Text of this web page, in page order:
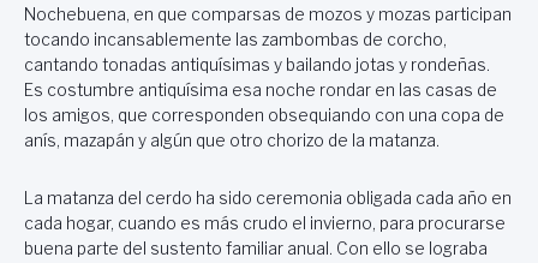
Nochebuena, en que comparsas de mozos y mozas participan
tocando incansablemente las zambombas de corcho,
cantando tonadas antiquísimas y bailando jotas y rondeñas.
Es costumbre antiquísima esa noche rondar en las casas de
los amigos, que corresponden obsequiando con una copa de
anís, mazapán y algún que otro chorizo de la matanza.
La matanza del cerdo ha sido ceremonia obligada cada año en
cada hogar, cuando es más crudo el invierno, para procurarse
buena parte del sustento familiar anual. Con ello se lograba